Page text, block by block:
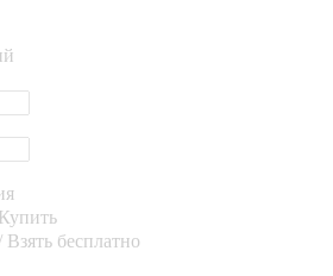
бесплатно